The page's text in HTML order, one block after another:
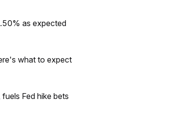
as expected
what to expect
Fed hike bets